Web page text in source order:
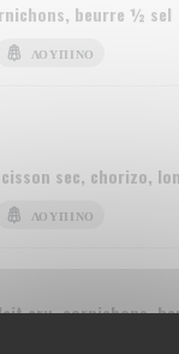
beurre ½ sel
ΛΟΎΠΙΝΟ
sec, chorizo,
ΛΟΎΠΙΝΟ
cru, cornichons,